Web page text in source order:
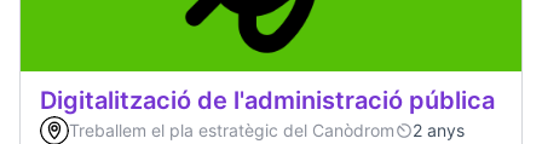
Digitalització de l'administració pública
Treballem el pla estratègic del Canòdrom
2 anys